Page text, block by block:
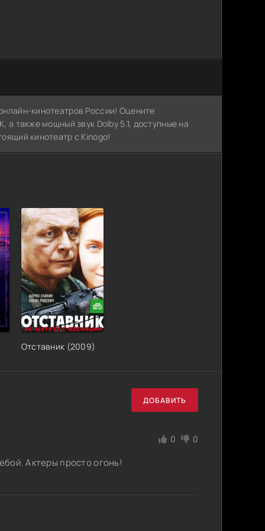
кинотеатров России! Оцените
а также мощный звук Dolby 5.1, доступные на
кинотеатр с Kinogo!
Отставник (2009)
ДОБАВИТЬ
0 0
Актеры просто огонь!